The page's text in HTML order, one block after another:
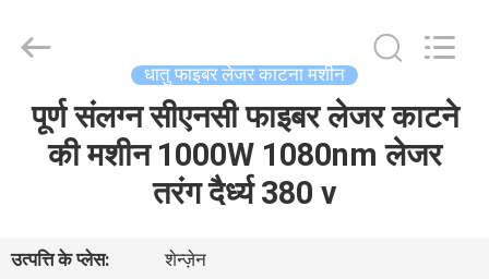
घर
वीआर
Technology
Reserved.
धातु फाइबर लेजर काटना मशीन
पूर्ण संलग्न सीएनसी फाइबर लेजर काटने
की मशीन 1000W 1080nm लेजर
तरंग दैर्ध्य 380 v
उत्पत्ति के प्लेस:
शेन्ज़ेन